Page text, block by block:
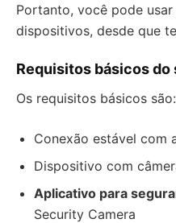
Portanto, você pode
dispositivos, desde que
Requisitos básicos do
Os requisitos básicos são:
Conexão estável com
Dispositivo com
Aplicativo para
Security Camera